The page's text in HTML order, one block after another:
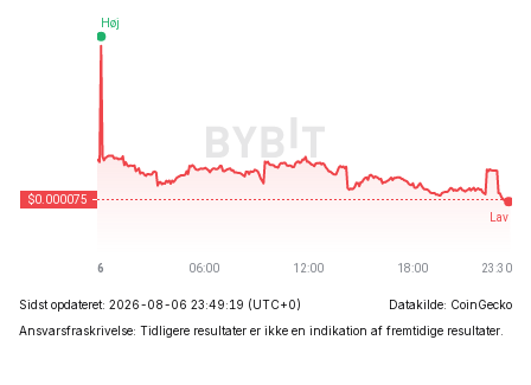
Sidst opdateret: 2026-08-06 23:49:19 (UTC+0)
Datakilde: CoinGecko
Ansvarsfraskrivelse: Tidligere resultater er ikke en indikation af fremtidige resultater.